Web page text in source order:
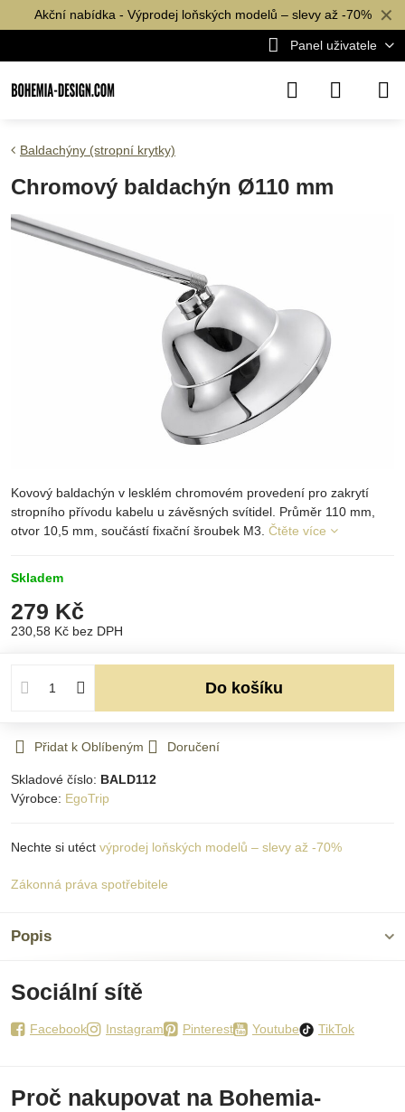
✕
Akční nabídka - Výprodej loňských modelů – slevy až -70%
Panel uživatele
Baldachýny (stropní krytky)
Chromový baldachýn Ø110 mm
Kovový baldachýn v lesklém chromovém provedení pro zakrytí
stropního přívodu kabelu u závěsných svítidel. Průměr 110 mm,
otvor 10,5 mm, součástí fixační šroubek M3. Čtěte více
Skladem
279 Kč
230,58 Kč bez DPH
Do košíku
Přidat k Oblíbeným Doručení
Skladové číslo: BALD112
Výrobce: EgoTrip
Nechte si utéct výprodej loňských modelů – slevy až -70%
Zákonná práva spotřebitele
Popis
Sociální sítě
Facebook Instagram Pinterest Youtube TikTok
Proč nakupovat na Bohemia-